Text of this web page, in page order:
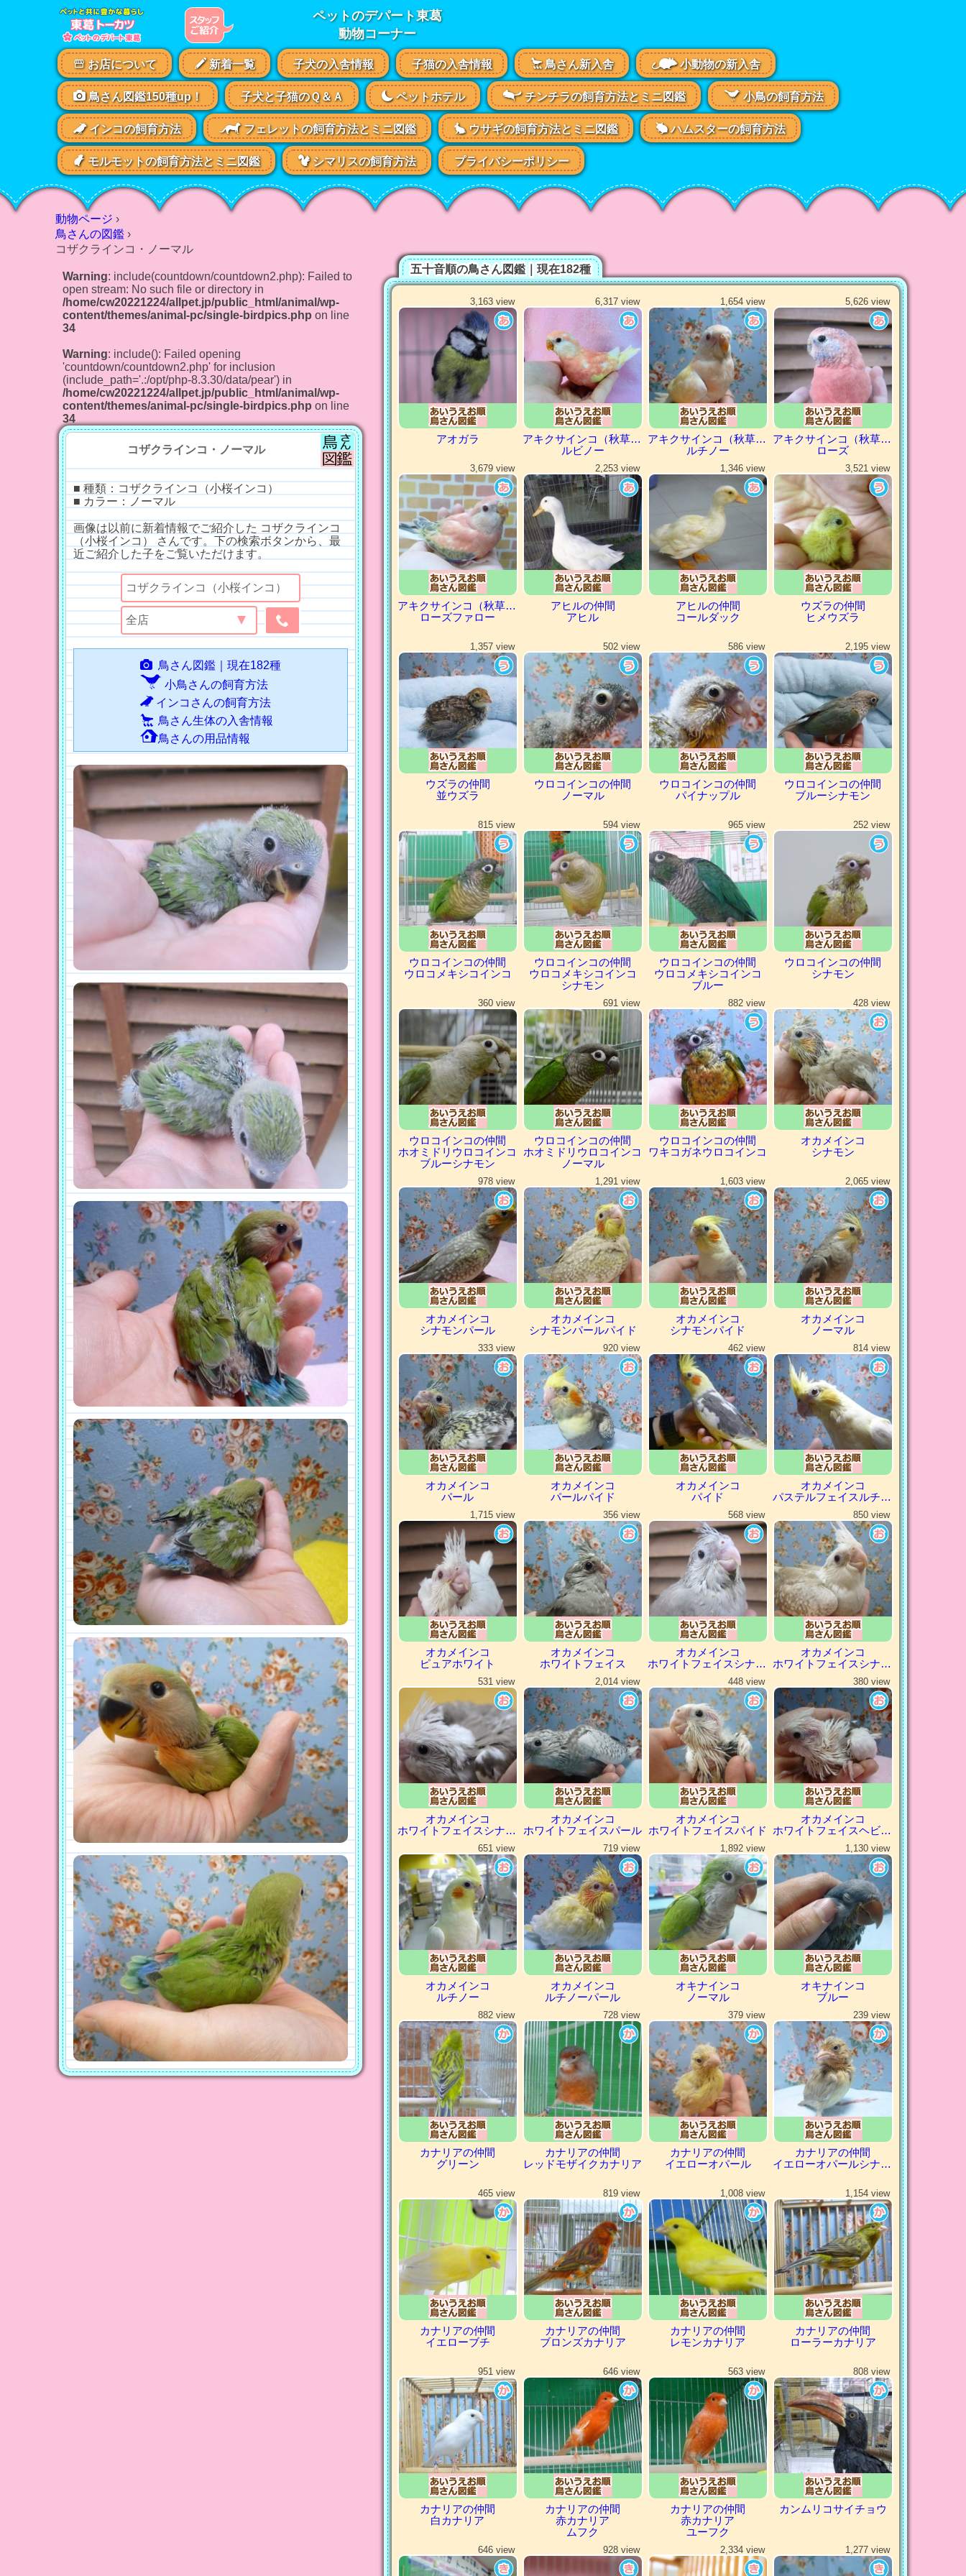
ペットのデパート東葛
動物コーナー
お店について 新着一覧 子犬の入舎情報 子猫の入舎情報 鳥さん新入舎 小動物の新入舎
鳥さん図鑑150種up！ 子犬と子猫のＱ＆Ａ ペットホテル チンチラの飼育方法とミニ図鑑 小鳥の飼育方法
インコの飼育方法 フェレットの飼育方法とミニ図鑑 ウサギの飼育方法とミニ図鑑 ハムスターの飼育方法
モルモットの飼育方法とミニ図鑑 シマリスの飼育方法 プライバシーポリシー
動物ページ ›
鳥さんの図鑑 ›
コザクラインコ・ノーマル
Warning: include(countdown/countdown2.php): Failed to
open stream: No such file or directory in
/home/cw20221224/allpet.jp/public_html/animal/wp-
content/themes/animal-pc/single-birdpics.php on line
34
Warning: include(): Failed opening
'countdown/countdown2.php' for inclusion
(include_path='.:/opt/php-8.3.30/data/pear') in
/home/cw20221224/allpet.jp/public_html/animal/wp-
content/themes/animal-pc/single-birdpics.php on line
34
コザクラインコ・ノーマル
■ 種類：コザクラインコ（小桜インコ）
■ カラー：ノーマル
画像は以前に新着情報でご紹介した コザクラインコ
（小桜インコ） さんです。下の検索ボタンから、最
近ご紹介した子をご覧いただけます。
鳥さん図鑑｜現在182種
小鳥さんの飼育方法
インコさんの飼育方法
鳥さん生体の入舎情報
鳥さんの用品情報
五十音順の鳥さん図鑑｜現在182種
3,163 view
アオガラ
6,317 view
アキクサインコ（秋草インコ）
ルビノー
1,654 view
アキクサインコ（秋草インコ）
ルチノー
5,626 view
アキクサインコ（秋草インコ）
ローズ
3,679 view
アキクサインコ（秋草インコ）
ローズファロー
2,253 view
アヒルの仲間
アヒル
1,346 view
アヒルの仲間
コールダック
3,521 view
ウズラの仲間
ヒメウズラ
1,357 view
ウズラの仲間
並ウズラ
502 view
ウロコインコの仲間
ノーマル
586 view
ウロコインコの仲間
パイナップル
2,195 view
ウロコインコの仲間
ブルーシナモン
815 view
ウロコインコの仲間
ウロコメキシコインコ
594 view
ウロコインコの仲間
ウロコメキシコインコ
シナモン
965 view
ウロコインコの仲間
ウロコメキシコインコ
ブルー
252 view
ウロコインコの仲間
シナモン
360 view
ウロコインコの仲間
ホオミドリウロコインコ
ブルーシナモン
691 view
ウロコインコの仲間
ホオミドリウロコインコ
ノーマル
882 view
ウロコインコの仲間
ワキコガネウロコインコ
428 view
オカメインコ
シナモン
978 view
オカメインコ
シナモンパール
1,291 view
オカメインコ
シナモンパールパイド
1,603 view
オカメインコ
シナモンパイド
2,065 view
オカメインコ
ノーマル
333 view
オカメインコ
パール
920 view
オカメインコ
パールパイド
462 view
オカメインコ
パイド
814 view
オカメインコ
パステルフェイスルチノー
1,715 view
オカメインコ
ピュアホワイト
356 view
オカメインコ
ホワイトフェイス
568 view
オカメインコ
ホワイトフェイスシナモン
850 view
オカメインコ
ホワイトフェイスシナモンパール
531 view
オカメインコ
ホワイトフェイスシナモンパイド
2,014 view
オカメインコ
ホワイトフェイスパール
448 view
オカメインコ
ホワイトフェイスパイド
380 view
オカメインコ
ホワイトフェイスヘビーパイド
651 view
オカメインコ
ルチノー
719 view
オカメインコ
ルチノーパール
1,892 view
オキナインコ
ノーマル
1,130 view
オキナインコ
ブルー
882 view
カナリアの仲間
グリーン
728 view
カナリアの仲間
レッドモザイクカナリア
379 view
カナリアの仲間
イエローオパール
239 view
カナリアの仲間
イエローオパールシナモン
465 view
カナリアの仲間
イエローブチ
819 view
カナリアの仲間
ブロンズカナリア
1,008 view
カナリアの仲間
レモンカナリア
1,154 view
カナリアの仲間
ローラーカナリア
951 view
カナリアの仲間
白カナリア
646 view
カナリアの仲間
赤カナリア
ムフク
563 view
カナリアの仲間
赤カナリア
ユーフク
808 view
カンムリコサイチョウ
646 view 928 view 2,334 view 1,277 view